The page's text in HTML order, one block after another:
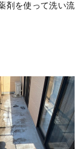
剤を使って洗い流